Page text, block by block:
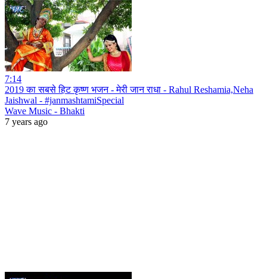
7:14
2019 का सबसे हिट कृष्ण भजन - मेरी जान राधा - Rahul Reshamia,Neha
Jaishwal - #janmashtamiSpecial
Wave Music - Bhakti
7 years ago